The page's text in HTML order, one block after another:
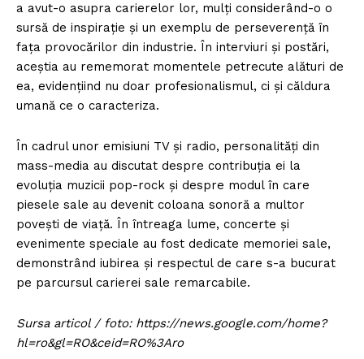
a avut-o asupra carierelor lor, mulți considerând-o o
sursă de inspirație și un exemplu de perseverență în
fața provocărilor din industrie. În interviuri și postări,
aceștia au rememorat momentele petrecute alături de
ea, evidențiind nu doar profesionalismul, ci și căldura
umană ce o caracteriza.
În cadrul unor emisiuni TV și radio, personalități din
mass-media au discutat despre contribuția ei la
evoluția muzicii pop-rock și despre modul în care
piesele sale au devenit coloana sonoră a multor
povești de viață. În întreaga lume, concerte și
evenimente speciale au fost dedicate memoriei sale,
demonstrând iubirea și respectul de care s-a bucurat
pe parcursul carierei sale remarcabile.
Sursa articol / foto: https://news.google.com/home?
hl=ro&gl=RO&ceid=RO%3Aro